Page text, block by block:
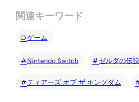
関連キーワード
ゲーム
Nintendo Switch ゼルダの伝説
ティアーズ オブ ザ キングダム